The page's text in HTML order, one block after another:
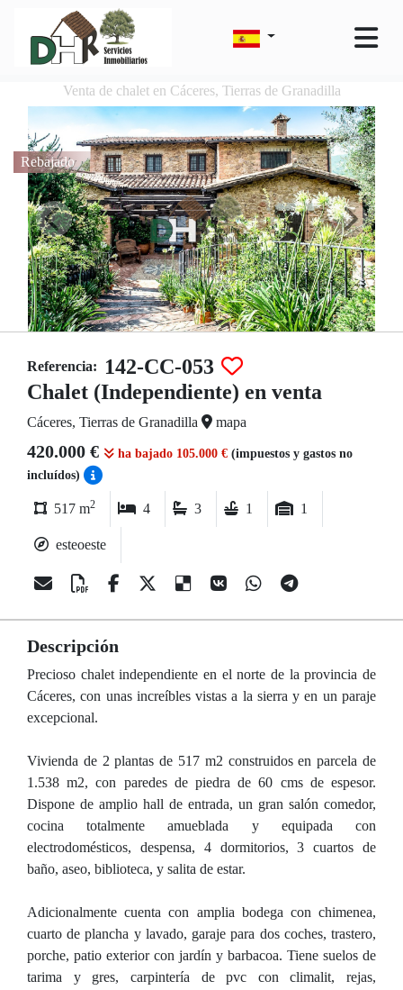
Venta de chalet en Cáceres, Tierras de Granadilla
Rebajado
Referencia:
142-CC-053
Chalet (Independiente) en venta
Cáceres, Tierras de Granadilla mapa
420.000 € ha bajado 105.000 € (impuestos y gastos no
incluídos)
517 m2 4 3 1 1
esteoeste
Descripción
Precioso chalet independiente en el norte de la provincia de
Cáceres, con unas increíbles vistas a la sierra y en un paraje
excepcional.
Vivienda de 2 plantas de 517 m2 construidos en parcela de
1.538 m2, con paredes de piedra de 60 cms de espesor.
Dispone de amplio hall de entrada, un gran salón comedor,
cocina totalmente amueblada y equipada con
electrodomésticos, despensa, 4 dormitorios, 3 cuartos de
baño, aseo, biblioteca, y salita de estar.
Adicionalmente cuenta con amplia bodega con chimenea,
cuarto de plancha y lavado, garaje para dos coches, trastero,
porche, patio exterior con jardín y barbacoa. Tiene suelos de
tarima y gres, carpintería de pvc con climalit, rejas,